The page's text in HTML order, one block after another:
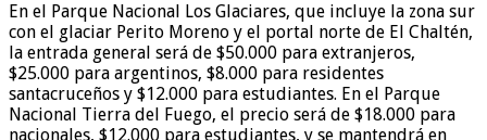
En el Parque Nacional Los Glaciares, que incluye la zona sur
con el glaciar Perito Moreno y el portal norte de El Chaltén,
la entrada general será de $50.000 para extranjeros,
$25.000 para argentinos, $8.000 para residentes
santacruceños y $12.000 para estudiantes. En el Parque
Nacional Tierra del Fuego, el precio será de $18.000 para
nacionales, $12.000 para estudiantes, y se mantendrá en